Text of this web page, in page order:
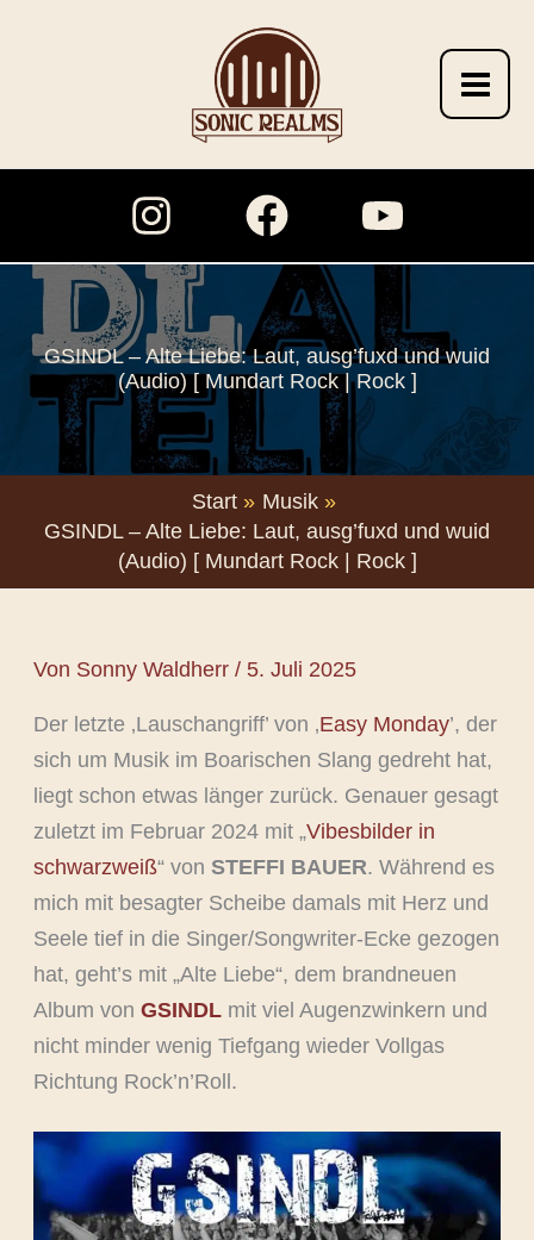
GSINDL – Alte Liebe: Laut, ausg’fuxd und wuid
(Audio) [ Mundart Rock | Rock ]
Start
Musik
GSINDL – Alte Liebe: Laut, ausg’fuxd und wuid
(Audio) [ Mundart Rock | Rock ]
Von Sonny Waldherr / 5. Juli 2025
Der letzte ‚Lauschangriff’ von ‚Easy Monday’, der
sich um Musik im Boarischen Slang gedreht hat,
liegt schon etwas länger zurück. Genauer gesagt
zuletzt im Februar 2024 mit „Vibesbilder in
schwarzweiß“ von STEFFI BAUER. Während es
mich mit besagter Scheibe damals mit Herz und
Seele tief in die Singer/Songwriter-Ecke gezogen
hat, geht’s mit „Alte Liebe“, dem brandneuen
Album von GSINDLmit viel Augenzwinkern und
nicht minder wenig Tiefgang wieder Vollgas
Richtung Rock’n’Roll.